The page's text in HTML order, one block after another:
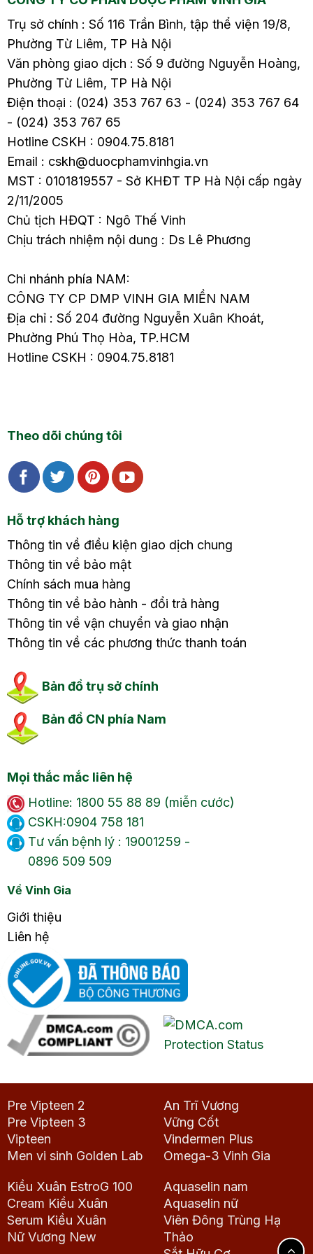
Trụ sở chính : Số 116 Trần Bình, tập thể viện 19/8,
Phường Từ Liêm, TP Hà Nội
Văn phòng giao dịch : Số 9 đường Nguyễn Hoàng,
Phường Từ Liêm, TP Hà Nội
Điện thoại : (024) 353 767 63 - (024) 353 767 64
- (024) 353 767 65
Hotline CSKH : 0904.75.8181
Email : cskh@duocphamvinhgia.vn
MST : 0101819557 - Sở KHĐT TP Hà Nội cấp ngày
2/11/2005
Chủ tịch HĐQT : Ngô Thế Vinh
Chịu trách nhiệm nội dung : Ds Lê Phương
Chi nhánh phía NAM:
CÔNG TY CP DMP VINH GIA MIỀN NAM
Địa chỉ : Số 204 đường Nguyễn Xuân Khoát,
Phường Phú Thọ Hòa, TP.HCM
Hotline CSKH : 0904.75.8181
Theo dõi chúng tôi
Hỗ trợ khách hàng
Thông tin về điều kiện giao dịch chung
Thông tin về bảo mật
Chính sách mua hàng
Thông tin về bảo hành - đổi trả hàng
Thông tin về vận chuyển và giao nhận
Thông tin về các phương thức thanh toán
Bản đồ trụ sở chính
Bản đồ CN phía Nam
Mọi thắc mắc liên hệ
Hotline: 1800 55 88 89 (miễn cước)
CSKH:0904 758 181
Tư vấn bệnh lý : 19001259 -
0896 509 509
Về Vinh Gia
Giới thiệu
Liên hệ
Pre Vipteen 2
Pre Vipteen 3
Vipteen
Men vi sinh Golden Lab
An Trĩ Vương
Vững Cốt
Vindermen Plus
Omega-3 Vinh Gia
Kiều Xuân EstroG 100
Cream Kiều Xuân
Serum Kiều Xuân
Nữ Vương New
Aquaselin nam
Aquaselin nữ
Viên Đông Trùng Hạ
Thảo